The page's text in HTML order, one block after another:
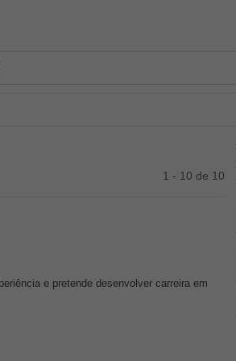
1 - 10 de 10
e pretende desenvolver carreira em